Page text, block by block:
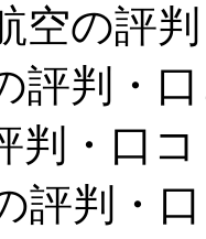
空の評
評判・
判・口
評判・